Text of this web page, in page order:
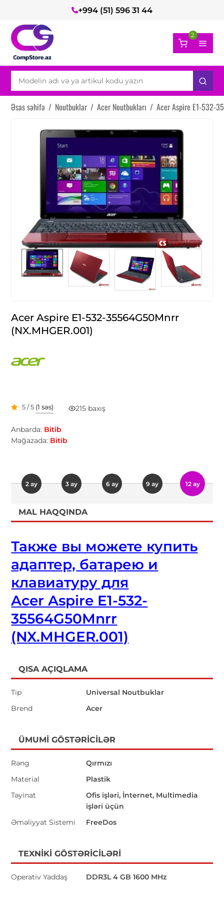
+994 (51) 596 31 44
2
Əsas səhifə / Noutbuklar / Acer Noutbukları / Acer Aspire E1-532-
Acer Aspire E1-532-35564G50Mnrr
(NX.MHGER.001)
5 / 5 (1 səs) 215 baxış
Anbarda: Bitib
Mağazada: Bitib
2 ay 3 ay 6 ay 9 ay 12 ay
MAL HAQQINDA
Также вы можете купить
адаптер, батарею и
клавиатуру для
Acer Aspire E1-532-
35564G50Mnrr
(NX.MHGER.001)
QISA AÇIQLAMA
Tip
Universal Noutbuklar
Brend
Acer
ÜMUMI GÖSTƏRICILƏR
Rəng
Qırmızı
Material
Plastik
Təyinat
Ofis işləri, İnternet, Multimedia
işləri üçün
Əməliyyat Sistemi
FreeDos
TEXNIKI GÖSTƏRICILƏRI
Operativ Yaddaş DDR3L 4 GB 1600 MHz